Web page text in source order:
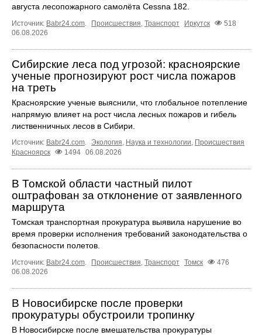
августа лесопожарного самолёта Cessna 182.
Источник: Babr24.com Происшествия Транспорт Иркутск
518
06.08.2026
Сибирские леса под угрозой: красноярские
ученые прогнозируют рост числа пожаров
на треть
Красноярские ученые выяснили, что глобальное потепление
напрямую влияет на рост числа лесных пожаров и гибель
лиственничных лесов в Сибири.
Источник: Babr24.com Экология Наука и технологии Происшествия
Красноярск
1494 06.08.2026
В Томской области частный пилот
оштрафован за отклонение от заявленного
маршрута
Томская транспортная прокуратура выявила нарушение во
время проверки исполнения требований законодательства о
безопасности полетов.
Источник: Babr24.com. Происшествия, Транспорт Томск
476
06.08.2026
В Новосибирске после проверки
прокуратуры обустроили тропинку
В Новосибирске после вмешательства прокуратуры